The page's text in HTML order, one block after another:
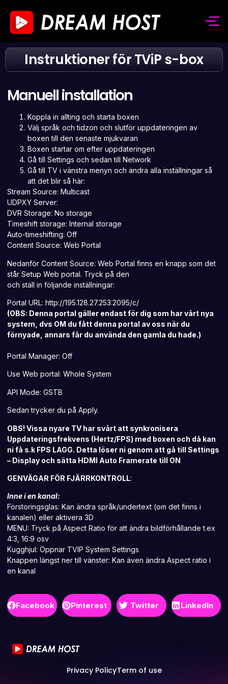
Instruktioner för TViP s-box
Manuell installation
Koppla in allting och starta boxen
Välj språk och tidzon och slutför uppdateringen av
boxen till den senaste mjukvaran
Boxen startar om efter uppdateringen
Gå till Settings och sedan till Network
Gå till TV i vänstra menyn och ändra alla inställningar så
att det blir så här:
Stream Source: Multicast
UDPXY Server:
DVR Storage: No storage
Timeshift storage: Internal storage
Auto-timeshifting: Off
Content Source: Web Portal
Nedanför Content Source: Web Portal finns en knapp som det
står Setup Web portal. Tryck på den
och ställ in följande inställningar:
Portal URL: http://195.128.27.253:2095/c/
(OBS: Denna portal gäller endast för dig som har vårt nya
system, dvs OM du fått denna portal av oss när du
förnyade, annars får du använda den gamla du hade.)
Portal Manager: Off
Use Web portal: Whole System
API Mode: GSTB
Sedan trycker du på Apply.
OBS! Vissa nyare TV har svårt att synkronisera
Uppdateringsfrekvens (Hertz/FPS) med boxen och då kan
ni få s.k FPS LAGG. Detta löser ni genom att gå till Settings
– Display och sätta HDMI Auto Framerate till ON
GENVÄGAR FÖR FJÄRRKONTROLL:
Inne i en kanal:
Förstoringsglas: Kan ändra språk/undertext (om det finns i
kanalen) eller aktivera 3D
MENU: Tryck på Aspect Ratio för att ändra bildförhållande t.ex
4:3, 16:9 osv
Kugghjul: Öppnar TVIP System Settings
Knappen längst ner till vänster: Kan även ändra Aspect ratio i
en kanal
Facebook Pinterest Twitter LinkedIn
Privacy PolicyTerm of use